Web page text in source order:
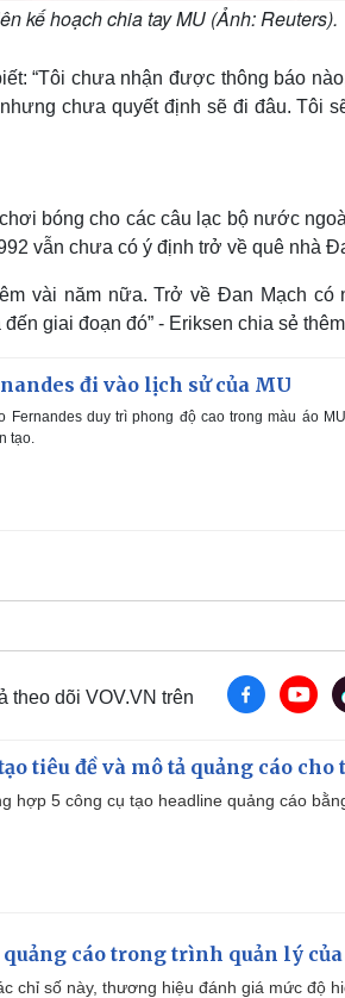
kế hoạch chia tay MU (Ảnh: Reuters).
“Tôi chưa nhận được thông báo
chưa quyết định sẽ đi đâu. Tôi
bóng cho các câu lạc bộ nước
vẫn chưa có ý định trở về quê nhà
vài năm nữa. Trở về Đan Mạch có
giai đoạn đó” - Eriksen chia sẻ
đi vào lịch sử của MU
Fernandes duy trì phong độ cao trong màu áo
tạo.
theo dõi VOV.VN trên
tiêu đề và mô tả quảng cáo
hợp 5 công cụ tạo headline quảng cáo
quảng cáo trong trình quản lý
chỉ số này, thương hiệu đánh giá mức độ